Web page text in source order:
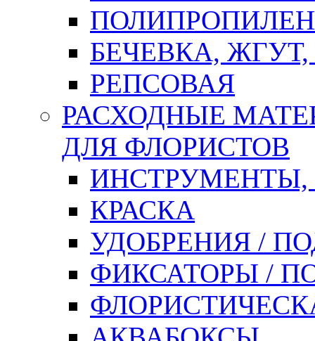
БЕЧЕВКА,
РЕПСОВАЯ
РАСХОДНЫЕ
ДЛЯ ФЛОРИСТОВ
ИНСТРУМЕНТЫ,
КРАСКА
УДОБРЕНИЯ /
ФИКСАТОРЫ /